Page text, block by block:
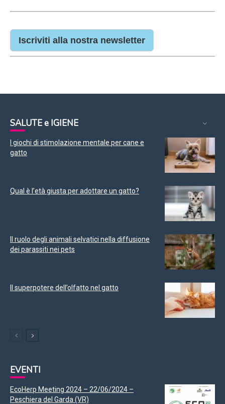
Iscriviti alla nostra newsletter
SALUTE e IGIENE
I giochi di stimolazione mentale per cane e
gatto
Qual è l’età giusta per adottare un gatto?
Il ruolo degli animali selvatici nella diffusione
dei parassiti nei pets
Il superpotere dell’olfatto nel gatto
EVENTI
EcoHerp Meeting 2024 – 22/06/2024 –
Peschiera del Garda (VR)